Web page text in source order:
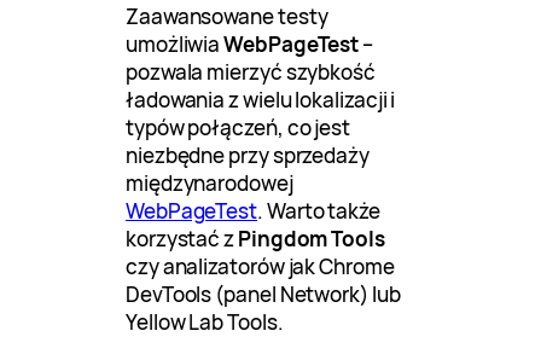
Zaawansowane testy
umożliwiaWebPageTest–
pozwala mierzyć szybkość
ładowania z wielu lokalizacji i
typów połączeń, co jest
niezbędne przy sprzedaży
międzynarodowej
WebPageTest. Warto także
korzystać zPingdom Tools
czy analizatorów jak Chrome
DevTools (panel Network) lub
Yellow Lab Tools.